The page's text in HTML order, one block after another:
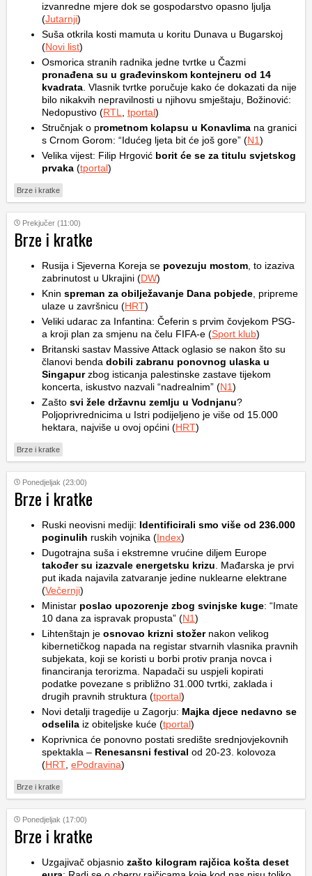
izvanredne mjere dok se gospodarstvo opasno ljulja
(Jutarnji)
Suša otkrila kosti mamuta u koritu Dunava u Bugarskoj
(Novi list)
Osmorica stranih radnika jedne tvrtke u Čazmi
pronađena su u građevinskom kontejneru od 14
kvadrata . Vlasnik tvrtke poručuje kako će dokazati da nije
bilo nikakvih nepravilnosti u njihovu smještaju, Božinović:
Nedopustivo (RTL tportal)
Stručnjak o prometnom kolapsu u Konavlima na granici
s Crnom Gorom: “Idućeg ljeta bit će još gore” (N1)
Velika vijest: Filip Hrgović borit će se za titulu svjetskog
prvaka (tportal)
Brze i kratke
Prekjučer (11:00)
Brze i kratke
Rusija i Sjeverna Koreja se povezuju mostom , to izaziva
zabrinutost u Ukrajini (DW)
Knin spreman za obilježavanje Dana pobjede , pripreme
ulaze u završnicu (HRT)
Veliki udarac za Infantina: Čeferin s prvim čovjekom PSG-
a kroji plan za smjenu na čelu FIFA-e (Sport klub)
Britanski sastav Massive Attack oglasio se nakon što su
članovi benda dobili zabranu ponovnog ulaska u
Singapurzbog isticanja palestinske zastave tijekom
koncerta, iskustvo nazvali “nadrealnim” (N1)
Zašto svi žele državnu zemlju u Vodnjanu?
Poljoprivrednicima u Istri podijeljeno je više od 15.000
hektara, najviše u ovoj općini (HRT)
Brze i kratke
Ponedjeljak (23:00)
Brze i kratke
Ruski neovisni mediji: Identificirali smo više od 236.000
poginulih ruskih vojnika (Index)
Dugotrajna suša i ekstremne vrućine diljem Europe
također su izazvale energetsku krizu . Mađarska je prvi
put ikada najavila zatvaranje jedine nuklearne elektrane
(Večernji)
Ministar poslao upozorenje zbog svinjske kuge: “Imate
10 dana za ispravak propusta” (N1)
Lihtenštajn je osnovao krizni stožernakon velikog
kibernetičkog napada na registar stvarnih vlasnika pravnih
subjekata, koji se koristi u borbi protiv pranja novca i
financiranja terorizma. Napadači su uspjeli kopirati
podatke povezane s približno 31.000 tvrtki, zaklada i
drugih pravnih struktura (tportal)
Novi detalji tragedije u Zagorju: Majka djece nedavno se
odselila iz obiteljske kuće (tportal)
Koprivnica će ponovno postati središte srednjovjekovnih
spektakla – Renesansni festival od 20-23. kolovoza
(HRT ePodravina)
Brze i kratke
Ponedjeljak (17:00)
Brze i kratke
Uzgajivač objasnio zašto kilogram rajčica košta deset